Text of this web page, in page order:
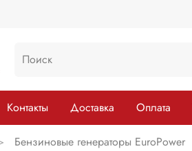
Контакты Доставка Оплата
Бензиновые генераторы EuroPower